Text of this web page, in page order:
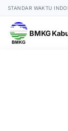
STANDAR WAKTU
BMKG
Kunjungan Kerja